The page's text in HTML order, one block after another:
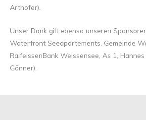
Arthofer).
Unser Dank gilt ebenso unseren
Waterfront Seeapartements, Gemeinde
RaifeissenBank Weissensee, As 1,
Gönner).